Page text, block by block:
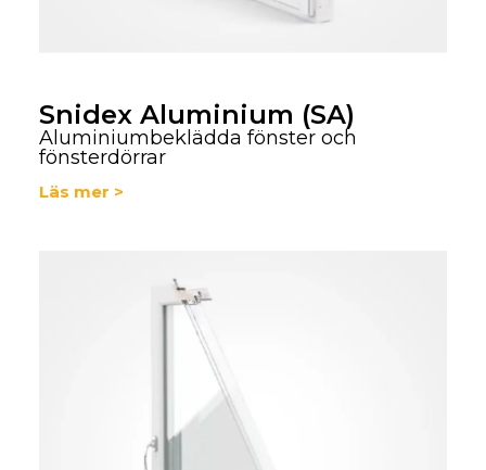
Snidex Aluminium (SA)
Aluminiumbeklädda fönster och
fönsterdörrar
Läs mer >